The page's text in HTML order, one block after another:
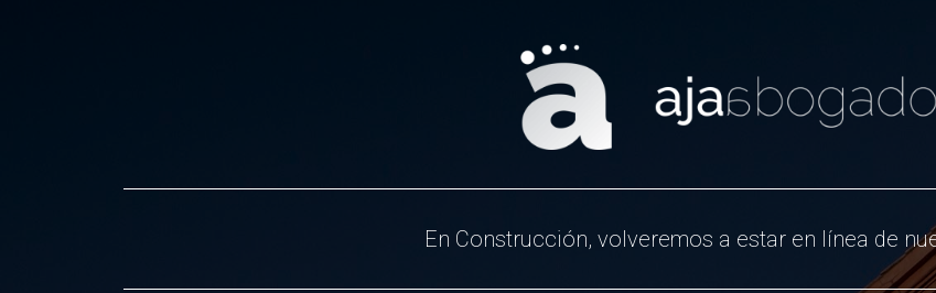
En Construcción, volveremos a estar en línea de